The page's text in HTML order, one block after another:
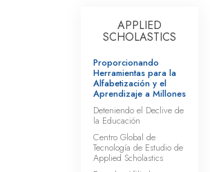
APPLIED
SCHOLASTICS
Proporcionando
Herramientas para la
Alfabetización y el
Aprendizaje a Millones
Deteniendo el Declive de
la Educación
Centro Global de
Tecnología de Estudio de
Applied Scholastics